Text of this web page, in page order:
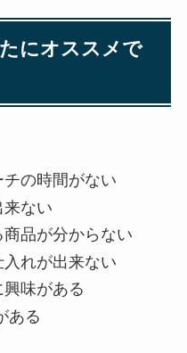
にオススメで
の時間がない
来ない
品が分からない
れが出来ない
味がある
ある